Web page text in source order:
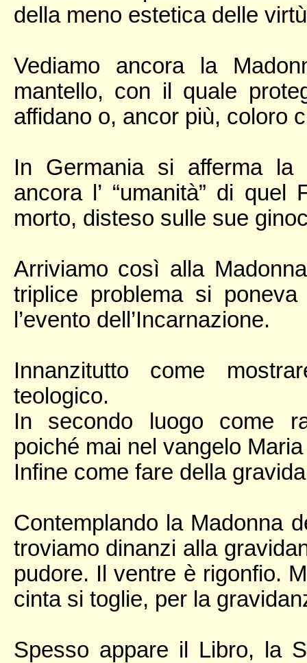
della meno estetica delle
Vediamo ancora la
mantello, con il quale
affidano o, ancor più, coloro
In Germania si afferma la
ancora l’ “umanità” di quel
morto, disteso sulle sue
Arriviamo così alla
triplice problema si
l’evento dell’Incarnazione.
Innanzitutto come
teologico.
In secondo luogo come
poiché mai nel vangelo
Infine come fare della
Contemplando la Madonna
troviamo dinanzi alla
pudore. Il ventre è rigonfio.
cinta si toglie, per la
Spesso appare il Libro, la